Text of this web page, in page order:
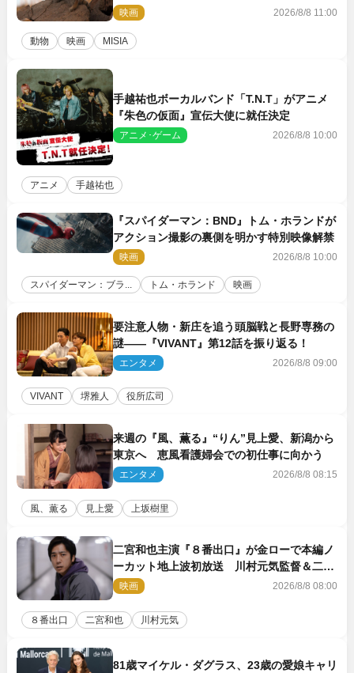
の赤ちゃんが大集合
映画 2026/8/8 11:00
動物 映画 MISIA
手越祐也ボーカルバンド「T.N.T」がアニメ
『朱色の仮面』宣伝大使に就任決定
アニメ･ゲーム 2026/8/8 10:00
アニメ 手越祐也
『スパイダーマン：BND』トム・ホランドが
アクション撮影の裏側を明かす特別映像解禁
映画 2026/8/8 10:00
スパイダーマン：ブラ... トム・ホランド 映画
要注意人物・新庄を追う頭脳戦と長野専務の
謎――『VIVANT』第12話を振り返る！
エンタメ 2026/8/8 09:00
VIVANT 堺雅人 役所広司
来週の『風、薫る』“りん”見上愛、新潟から
東京へ 恵風看護婦会での初仕事に向かう
エンタメ 2026/8/8 08:15
風、薫る 見上愛 上坂樹里
二宮和也主演『８番出口』が金ローで本編ノ
ーカット地上波初放送 川村元気監督＆二宮
コメント到着
映画 2026/8/8 08:00
８番出口 二宮和也 川村元気
81歳マイケル・ダグラス、23歳の愛娘キャリ